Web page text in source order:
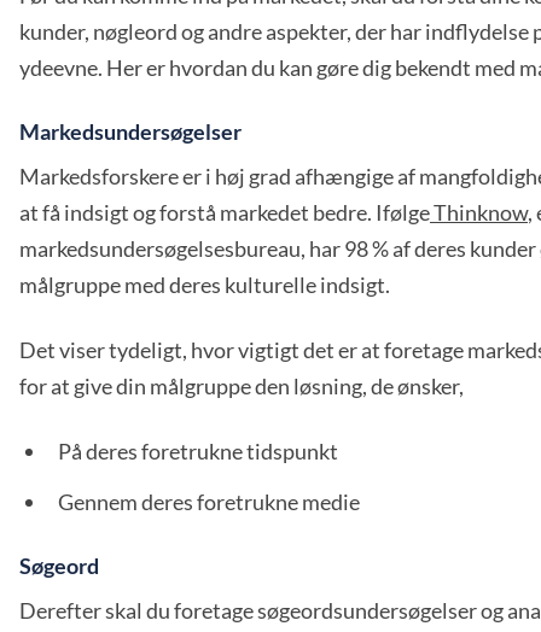
kunder, nøgleord og andre aspekter, der har indflydelse
ydeevne. Her er hvordan du kan gøre dig bekendt med
Markedsundersøgelser
Markedsforskere er i høj grad afhængige af
at få indsigt og forstå markedet bedre. IfølgeThinknow,
markedsundersøgelsesbureau, har 98 % af deres
målgruppe med deres kulturelle indsigt.
Det viser tydeligt, hvor vigtigt det er at foretage
for at give din målgruppe den løsning, de ønsker,
På deres foretrukne tidspunkt
Gennem deres foretrukne medie
Søgeord
Derefter skal du foretage søgeordsundersøgelser og